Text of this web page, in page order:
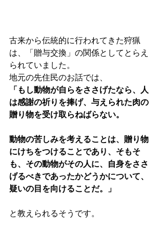
古来から伝統的に行われてきた狩猟
は、「贈与交換」の関係としてとらえ
られていました。
地元の先住民のお話では、
「もし動物が自らをささげたなら、人
は感謝の祈りを捧げ、与えられた肉の
贈り物を受け取らねばらない。
動物の苦しみを考えることは、贈り物
にけちをつけることであり、そもそ
も、その動物がその人に、自身をささ
げるべきであったかどうかについて、
疑いの目を向けることだ。」
と教えられるそうです。